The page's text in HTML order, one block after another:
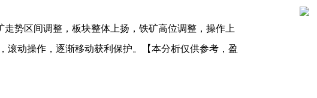
走势区间调整，板块整体上扬，铁矿高位调整，操作上
滚动操作，逐渐移动获利保护。【本分析仅供参考，盈